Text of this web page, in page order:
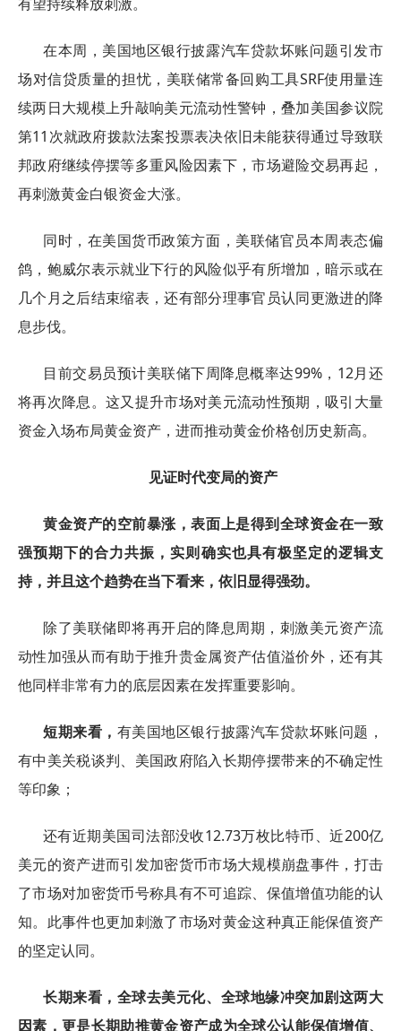
在本周，美国地区银行披露汽车贷款坏账问题引发市
场对信贷质量的担忧，美联储常备回购工具SRF使用量连
续两日大规模上升敲响美元流动性警钟，叠加美国参议院
第11次就政府拨款法案投票表决依旧未能获得通过导致联
邦政府继续停摆等多重风险因素下，市场避险交易再起，
再刺激黄金白银资金大涨。
同时，在美国货币政策方面，美联储官员本周表态偏
鸽，鲍威尔表示就业下行的风险似乎有所增加，暗示或在
几个月之后结束缩表，还有部分理事官员认同更激进的降
息步伐。
目前交易员预计美联储下周降息概率达99%，12月还
将再次降息。这又提升市场对美元流动性预期，吸引大量
资金入场布局黄金资产，进而推动黄金价格创历史新高。
见证时代变局的资产
黄金资产的空前暴涨，表面上是得到全球资金在一致
强预期下的合力共振，实则确实也具有极坚定的逻辑支
持，并且这个趋势在当下看来，依旧显得强劲。
除了美联储即将再开启的降息周期，刺激美元资产流
动性加强从而有助于推升贵金属资产估值溢价外，还有其
他同样非常有力的底层因素在发挥重要影响。
短期来看， 有美国地区银行披露汽车贷款坏账问题，
有中美关税谈判、美国政府陷入长期停摆带来的不确定性
等印象；
还有近期美国司法部没收12.73万枚比特币、近200亿
美元的资产进而引发加密货币市场大规模崩盘事件，打击
了市场对加密货币号称具有不可追踪、保值增值功能的认
知。此事件也更加刺激了市场对黄金这种真正能保值资产
的坚定认同。
长期来看，全球去美元化、全球地缘冲突加剧这两大
因素，更是长期助推黄金资产成为全球公认能保值增值、